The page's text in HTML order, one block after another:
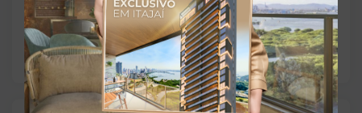
Situação:
Novo